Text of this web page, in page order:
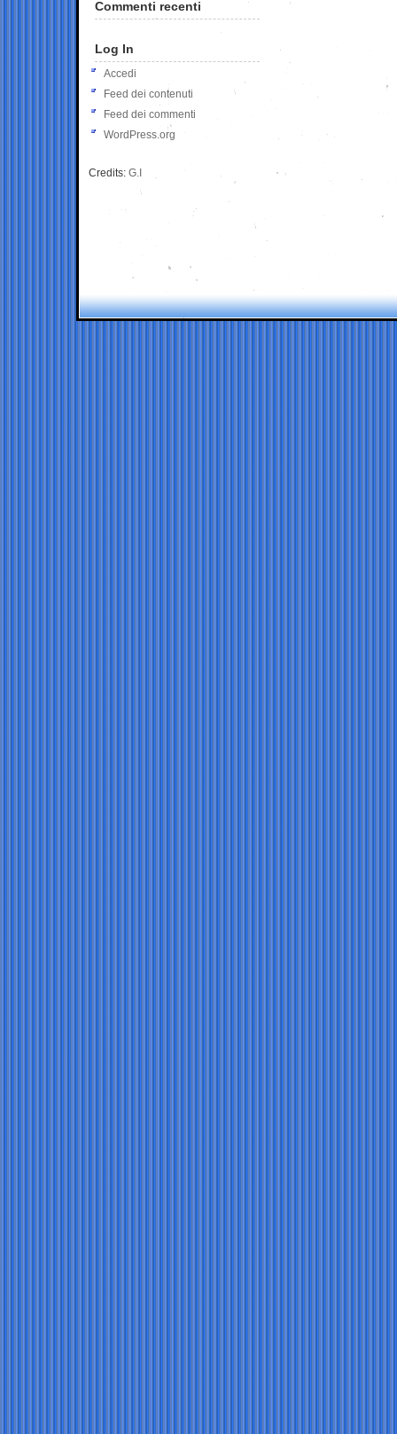
Commenti recenti
Log In
Accedi
Feed dei contenuti
Feed dei commenti
WordPress.org
Credits: G.I